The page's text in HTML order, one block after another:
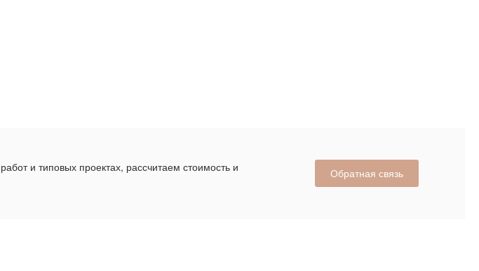
и типовых проектах, рассчитаем стоимость и
Обратная связь